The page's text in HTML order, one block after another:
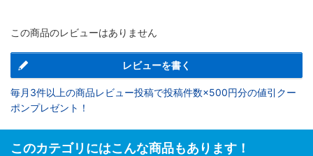
この商品のレビューはありません
レビューを書く
毎月3件以上の商品レビュー投稿で投稿件数×500円分の値引クー
ポンプレゼント！
このカテゴリにはこんな商品もあります！